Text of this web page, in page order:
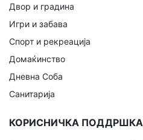
Двор и градина
Игри и забава
Спорт и рекреација
Домаќинство
Дневна Соба
Санитарија
КОРИСНИЧКА ПОДДРШКА